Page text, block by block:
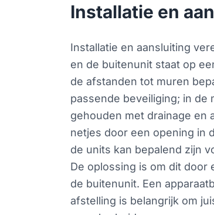
Installatie en
Installatie en aansluiting
en de buitenunit staat op
de afstanden tot muren
passende beveiliging; in de
gehouden met drainage en
netjes door een opening in
de units kan bepalend zijn
De oplossing is om dit door
de buitenunit. Een
afstelling is belangrijk om